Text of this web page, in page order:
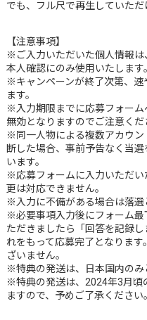
でも、フル尺で再生していただ
【注意事項】
※ご入力いただいた個人情報は
本人確認にのみ使用いたします。
※キャンペーンが終了次第、速
ます。
※入力期限までに応募フォーム
無効となりますのでご注意くだ
※同一人物による複数アカウン
断した場合、事前予告なく当
います。
※応募フォームに入力いただ
更は対応できません。
※入力に不備がある場合は落選
※必要事項入力後にフォーム
ただきましたら「回答を記録
れをもって応募完了となりま
ざいません。
※特典の発送は、日本国内のみ
※特典の発送は、2024年3月頃
ますので、予めご了承ください。